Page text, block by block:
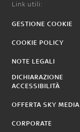
Link utili:
GESTIONE COOKIE
COOKIE POLICY
NOTE LEGALI
DICHIARAZIONE
ACCESSIBILITÀ
OFFERTA SKY MEDIA
CORPORATE